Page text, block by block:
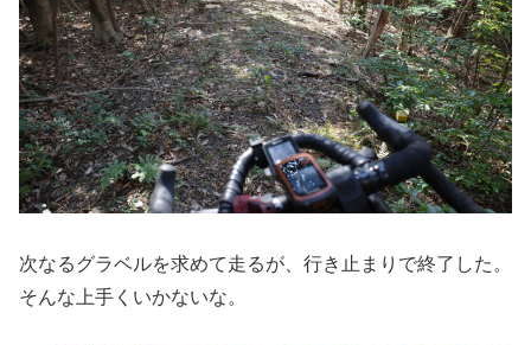
次なるグラベルを求めて走るが、行き止まりで終了した。
そんな上手くいかないな。